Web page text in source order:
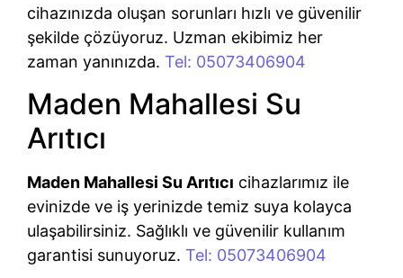
cihazınızda oluşan sorunları hızlı ve güvenilir
şekilde çözüyoruz. Uzman ekibimiz her
zaman yanınızda. Tel: 05073406904
Maden Mahallesi Su
Arıtıcı
Maden Mahallesi Su Arıtıcı cihazlarımız ile
evinizde ve iş yerinizde temiz suya kolayca
ulaşabilirsiniz. Sağlıklı ve güvenilir kullanım
garantisi sunuyoruz. Tel: 05073406904